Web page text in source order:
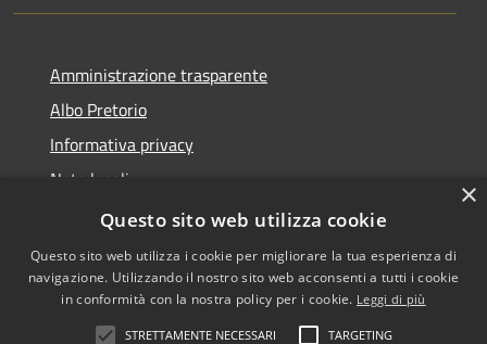
Amministrazione trasparente
Albo Pretorio
Informativa privacy
Note legali
Dichiarazione di accessibilità
•Accesso redazione
×
Questo sito web utilizza cookie
Questo sito web utilizza i cookie per migliorare la tua esperienza di
navigazione. Utilizzando il nostro sito web acconsenti a tutti i cookie
in conformità con la nostra policy per i cookie. Leggi di più
STRETTAMENTE NECESSARI TARGETING